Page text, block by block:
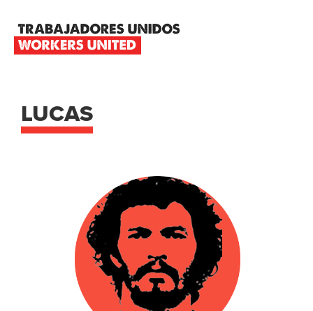
primary
navigation
main
content
footer
TRABAJADORES
UNITED
LUCAS